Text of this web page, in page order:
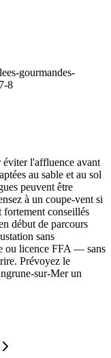
gourmandes-
8
éviter l'affluence avant
au sable et au sol
peuvent être
à un coupe-vent si
fortement conseillés
début de parcours
sans
ou licence FFA — sans
Prévoyez le
sur-Mer un